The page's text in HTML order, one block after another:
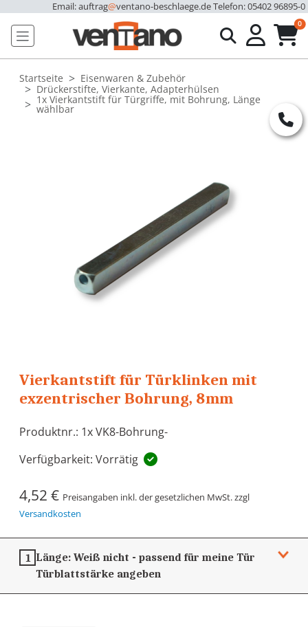
Email: auftrag@ventano-beschlaege.deTelefon: 05402 96895-0
0
Startseite
Eisenwaren & Zubehör
Drückerstifte, Vierkante, Adapterhülsen
1x Vierkantstift für Türgriffe, mit Bohrung, Länge
wählbar
Vierkantstift für Türklinken mit
exzentrischer Bohrung, 8mm
Produktnr.: 1x VK8-Bohrung-
Verfügbarkeit: Vorrätig
4,52 € Preisangaben inkl. der gesetzlichen MwSt. zzgl
Versandkosten
1 Länge:Weiß nicht - passend für meine Tür
Türblattstärke angeben